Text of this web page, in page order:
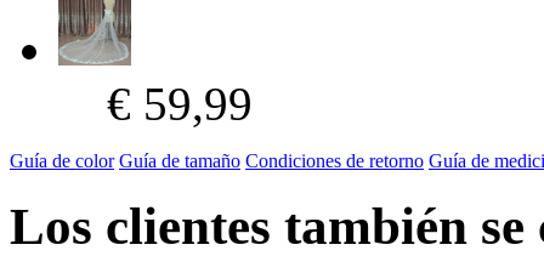
€ 59,99
Guía de color Guía de tamaño Condiciones de retorno Guía de
Los clientes también se